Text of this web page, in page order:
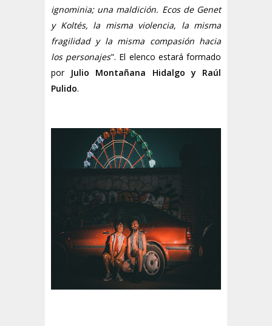
ignominia; una maldición. Ecos de Genet
y Koltés, la misma violencia, la misma
fragilidad y la misma compasión hacia
los personajes". El elenco estará formado
por Julio Montañana Hidalgo y Raúl
Pulido.